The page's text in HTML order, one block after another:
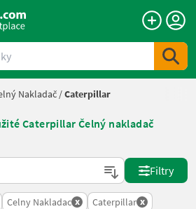
Nakladač /Caterpillar
Caterpillar Čelný nakladač
Landwirt.com
Filtry
Celny Nakladac x Caterpillar x